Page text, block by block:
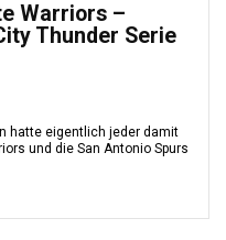
Warriors –
Thunder Serie
hatte eigentlich jeder damit
und die San Antonio Spurs